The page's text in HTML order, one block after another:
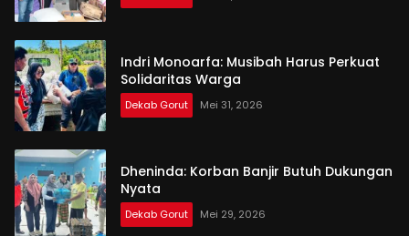
Indri Monoarfa: Musibah Harus Perkuat
Solidaritas Warga
Dekab Gorut Mei 31, 2026
Dheninda: Korban Banjir Butuh Dukungan
Nyata
Dekab Gorut Mei 29, 2026